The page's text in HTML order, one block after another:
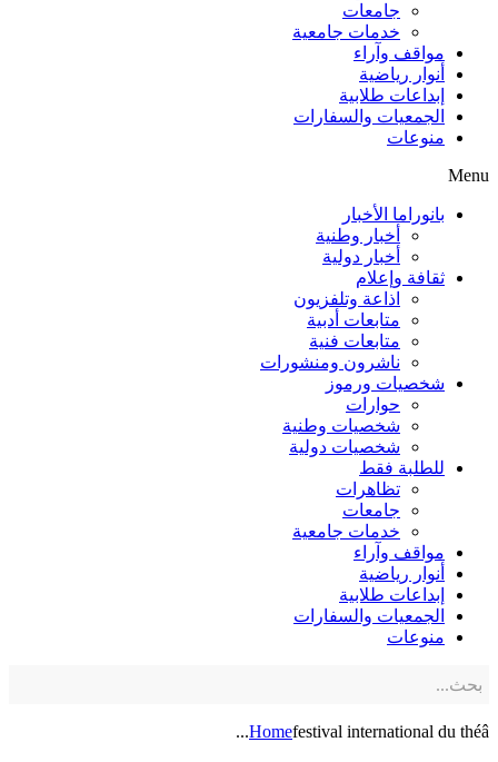
جامعات
خدمات جامعية
مواقف وآراء
أنوار رياضية
إبداعات طلابية
الجمعيات والسفارات
منوعات
Menu
بانوراما الأخبار
أخبار وطنية
أخبار دولية
ثقافة وإعلام
اذاعة وتلفزيون
متابعات أدبية
متابعات فنية
ناشرون ومنشورات
شخصيات ورموز
حوارات
شخصيات وطنية
شخصيات دولية
للطلبة فقط
تظاهرات
جامعات
خدمات جامعية
مواقف وآراء
أنوار رياضية
إبداعات طلابية
الجمعيات والسفارات
منوعات
Homefestival international du théâ...